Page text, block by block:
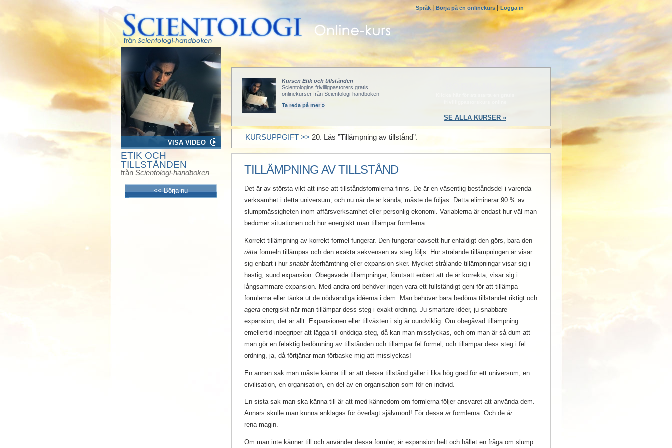
Språk Börja på en onlinekurs| Logga in
VISA VIDEO
ETIK OCH
TILLSTÅNDEN
från Scientologi-handboken
<< Börja nu
Kursen Etik och tillstånden -
Scientologins frivilligpastorers gratis
onlinekurser från Scientologi-handboken
Ta reda på mer »
SE ALLA KURSER »
KURSUPPGIFT >> 20. Läs ”Tillämpning av tillstånd”.
TILLÄMPNING AV TILLSTÅND
Det är av största vikt att inse att tillståndsformlerna finns. De är en väsentlig beståndsdel i varenda
verksamhet i detta universum, och nu när de är kända, måste de följas. Detta eliminerar 90 % av
slumpmässigheten inom affärsverksamhet eller personlig ekonomi. Variablerna är endast hur väl man
bedömer situationen och hur energiskt man tillämpar formlerna.
Korrekt tillämpning av korrekt formel fungerar. Den fungerar oavsett hur enfaldigt den görs, bara den
rätta formeln tillämpas och den exakta sekvensen av steg följs. Hur strålande tillämpningen är visar
sig enbart i hur snabbt återhämtning eller expansion sker. Mycket strålande tillämpningar visar sig i
hastig, sund expansion. Obegåvade tillämpningar, förutsatt enbart att de är korrekta, visar sig i
långsammare expansion. Med andra ord behöver ingen vara ett fullständigt geni för att tillämpa
formlerna eller tänka ut de nödvändiga idéerna i dem. Man behöver bara bedöma tillståndet riktigt och
agera energiskt när man tillämpar dess steg i exakt ordning. Ju smartare idéer, ju snabbare
expansion, det är allt. Expansionen eller tillväxten i sig är oundviklig. Om obegåvad tillämpning
emellertid inbegriper att lägga till onödiga steg, då kan man misslyckas, och om man är så dum att
man gör en felaktig bedömning av tillstånden och tillämpar fel formel, och tillämpar dess steg i fel
ordning, ja, då förtjänar man förbaske mig att misslyckas!
En annan sak man måste känna till är att dessa tillstånd gäller i lika hög grad för ett universum, en
civilisation, en organisation, en del av en organisation som för en individ.
En sista sak man ska känna till är att med kännedom om formlerna följer ansvaret att använda dem.
Annars skulle man kunna anklagas för överlagt självmord! För dessa ärformlerna. Och de är
rena magin.
Om man inte känner till och använder dessa formler, är expansion helt och hållet en fråga om slump